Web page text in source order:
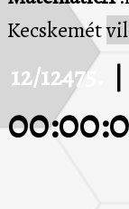
Kecskemét
12/12475.